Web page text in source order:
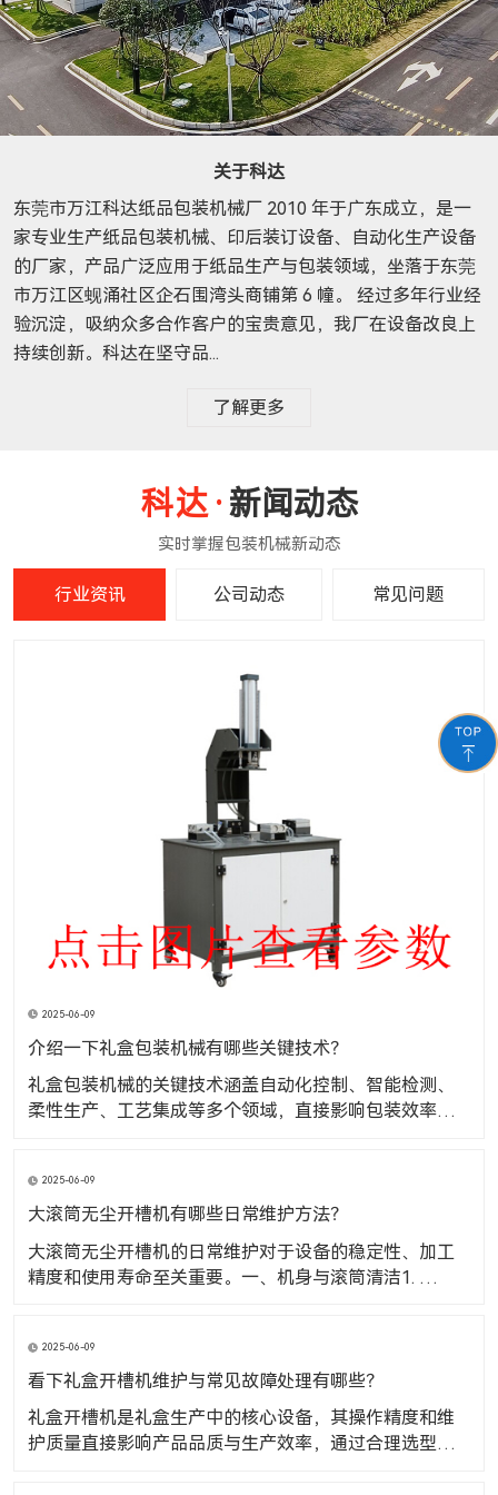
关于科达
东莞市万江科达纸品包装机械厂 2010 年于广东成立，是一
家专业生产纸品包装机械、印后装订设备、自动化生产设备
的厂家，产品广泛应用于纸品生产与包装领域，坐落于东莞
市万江区蚬涌社区企石围湾头商铺第 6 幢。 经过多年行业经
验沉淀，吸纳众多合作客户的宝贵意见，我厂在设备改良上
持续创新。科达在坚守品...
了解更多
新闻动态
行业资讯 公司动态 常见问题
2025-06-09
介绍一下礼盒包装机械有哪些关键技术？
礼盒包装机械的关键技术涵盖自动化控制、智能检测、
柔性生产、工艺集成等多个领域，直接影响包装效率、
械臂、传送带、传感器等部件的动作顺序，实现从送料
到封口的全流程自动化。技术优势：支持多工位联动
2025-06-09
大滚筒无尘开槽机有哪些日常维护方法？
大滚筒无尘开槽机的日常维护对于设备的稳定性、加工
精度和使用寿命至关重要。​一、机身与滚筒清洁1. 及时
转动不畅、卡纸或影响开槽精度。方法：每日开机前用
软毛刷或压缩空气（气压不宜过高）清理滚筒表面、输
送轨道
2025-06-09
看下礼盒开槽机维护与常见故障处理有哪些？
礼盒开槽机是礼盒生产中的核心设备，其操作精度和维
护质量直接影响产品品质与生产效率，通过合理选型、